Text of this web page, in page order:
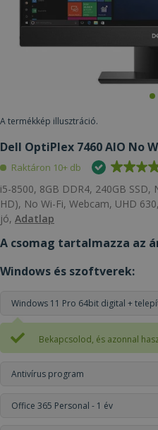
A termékkép illusztráció.
Dell OptiPlex 7460 AIO No
Raktáron 10+ db
i5-8500, 8GB DDR4, 240GB
HD), No Wi-Fi, Webcam, UHD
jó, Adatlap
A csomag tartalmazza az
Windows és szoftverek:
Windows 11 Pro 64bit digital +
Bekapcsolod, és azonnal
Antivírus program
Office 365 Personal - 1 év